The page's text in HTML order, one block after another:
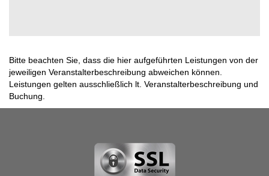
Bitte beachten Sie, dass die hier aufgeführten Leistungen von der
jeweiligen Veranstalterbeschreibung abweichen können.
Leistungen gelten ausschließlich lt. Veranstalterbeschreibung und
Buchung.